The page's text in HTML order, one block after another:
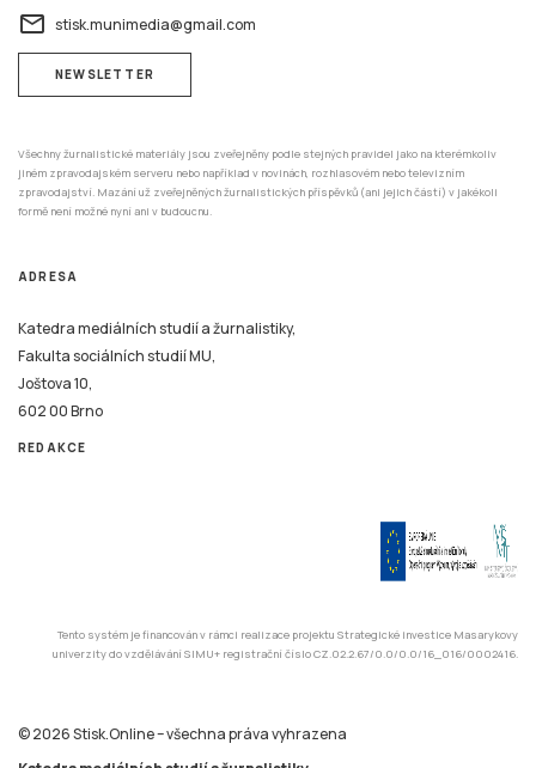
email stisk.munimedia@gmail.com
NEWSLETTER
Všechny žurnalistické materiály jsou zveřejněny podle stejných pravidel jako na kterémkoliv
jiném zpravodajském serveru nebo například v novinách, rozhlasovém nebo televizním
zpravodajství. Mazání už zveřejněných žurnalistických příspěvků (ani jejich částí) v jakékoli
formě není možné nyní ani v budoucnu.
ADRESA
Katedra mediálních studií a žurnalistiky,
Fakulta sociálních studií MU,
Joštova 10,
602 00 Brno
REDAKCE
Tento systém je financován v rámci realizace projektu Strategické investice Masarykovy
univerzity do vzdělávání SIMU+ registrační číslo CZ.02.2.67/0.0/0.0/16_016/0002416.
© 2026 Stisk.Online – všechna práva vyhrazena